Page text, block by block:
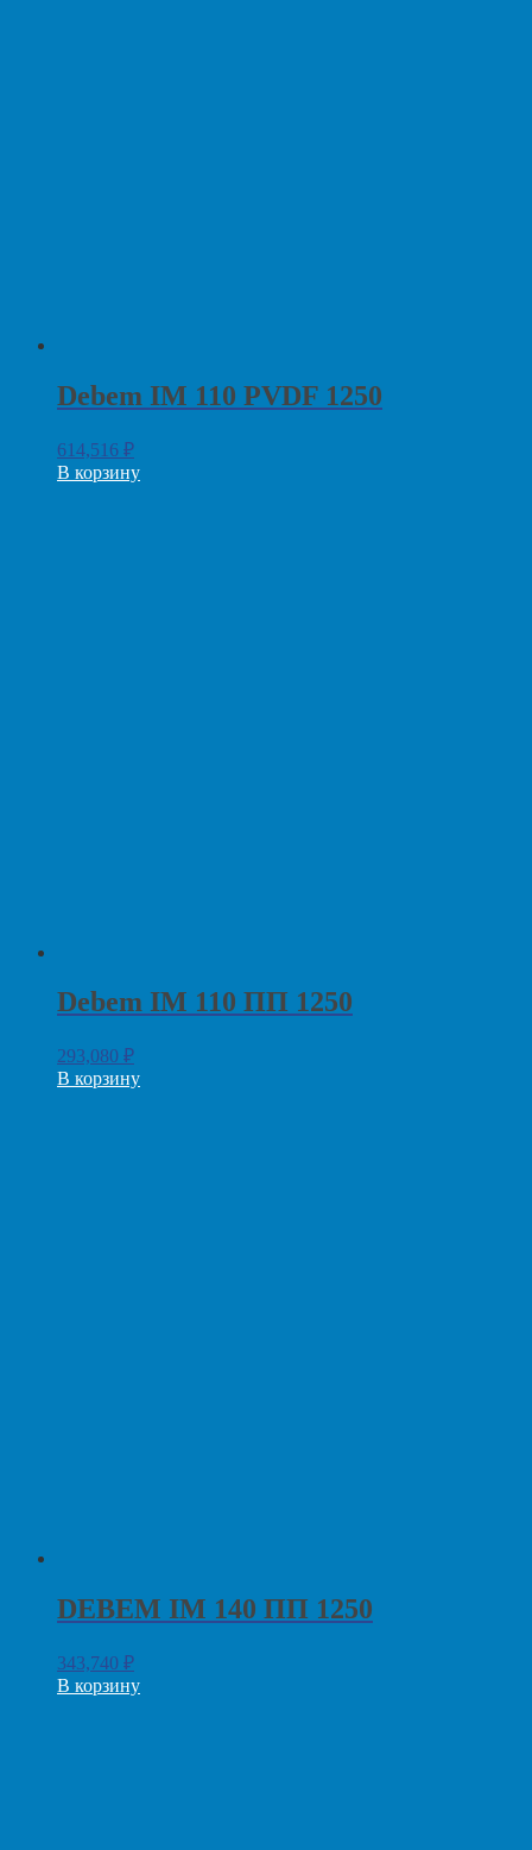
Debem IM 110 PVDF 1250
614,516 ₽
В корзину
Debem IM 110 ПП 1250
293,080 ₽
В корзину
DEBEM IM 140 ПП 1250
343,740 ₽
В корзину